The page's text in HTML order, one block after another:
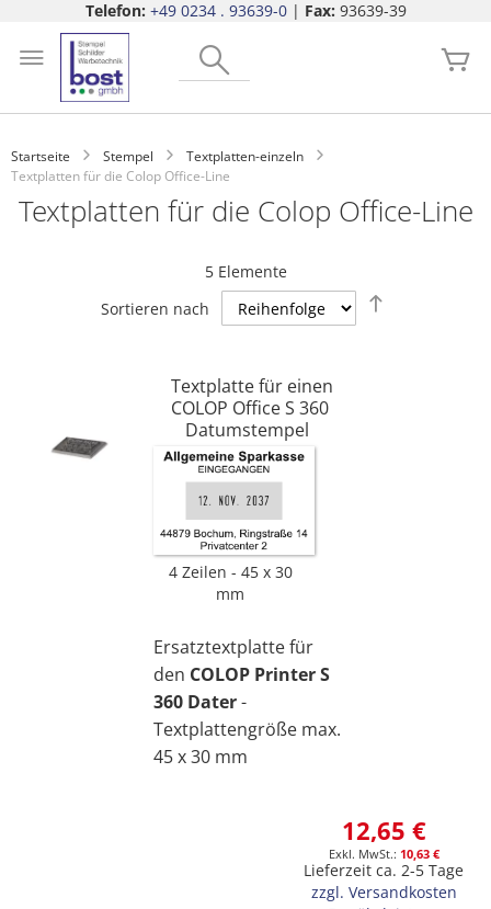
Telefon: +49 0234 . 93639-0| Fax: 93639-39
springen
Startseite Stempel
Textplatten-einzeln
Textplatten für die Colop Office-Line
Textplatten für die Colop Office-Line
5Elemente
Sortieren nach
Textplatte für einen
COLOP Office S 360
Datumstempel
4 Zeilen
45 x 30
mm
Ersatztextplatte für
den COLOP Printer S
360 Dater-
Textplattengröße max.
45 x 30 mm
12,65 €
10,63 €
Lieferzeit ca. 2-5 Tage
zzgl. Versandkosten